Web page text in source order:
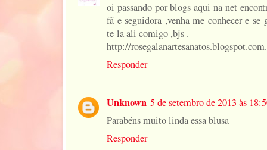
oi passando por blogs aqui na net
fã e seguidora ,venha me conhecer e se
te-la ali comigo ,bjs .
http://
Responder
Unknown 5 de setembro de 2013 às
Parabéns muito linda essa blusa
Responder